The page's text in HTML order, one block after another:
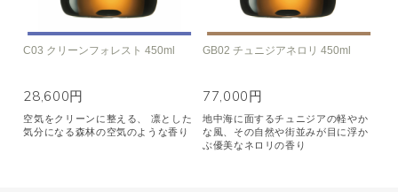
C03 クリーンフォレスト 450ml
28,600円
空気をクリーンに整える、 凛とした
気分になる森林の空気のような香り
GB02 チュニジアネロリ 450ml
77,000円
地中海に面するチュニジアの軽やか
な風、その自然や街並みが目に浮か
ぶ優美なネロリの香り